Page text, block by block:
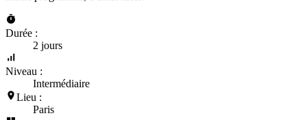
Durée :
2 jours
Niveau :
Intermédiaire
Lieu :
Paris